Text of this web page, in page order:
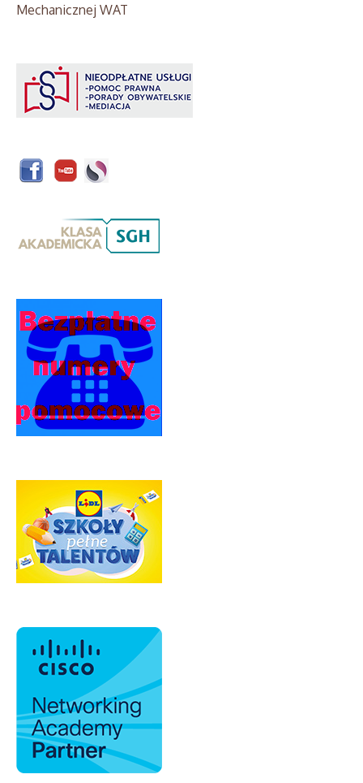
Mechanicznej WAT